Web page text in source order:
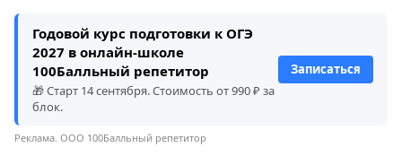
Годовой курс подготовки к ОГЭ
2027 в онлайн-школе
100Балльный репетитор
🎁 Старт 14 сентября. Стоимость от 990 ₽ за
блок.
Записаться
Реклама. ООО 100Балльный репетитор